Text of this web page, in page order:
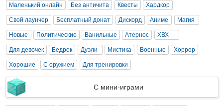
Маленький онлайн Без античита Квесты Хардкор
Свой лаунчер Бесплатный донат Дискорд Аниме Магия
Новые Политические Ванильные Атернос ХВХ
Для девочек Бедрок Дуэли Мистика Военные Хоррор
Хорошие С оружием Для тренировки
С мини-играми